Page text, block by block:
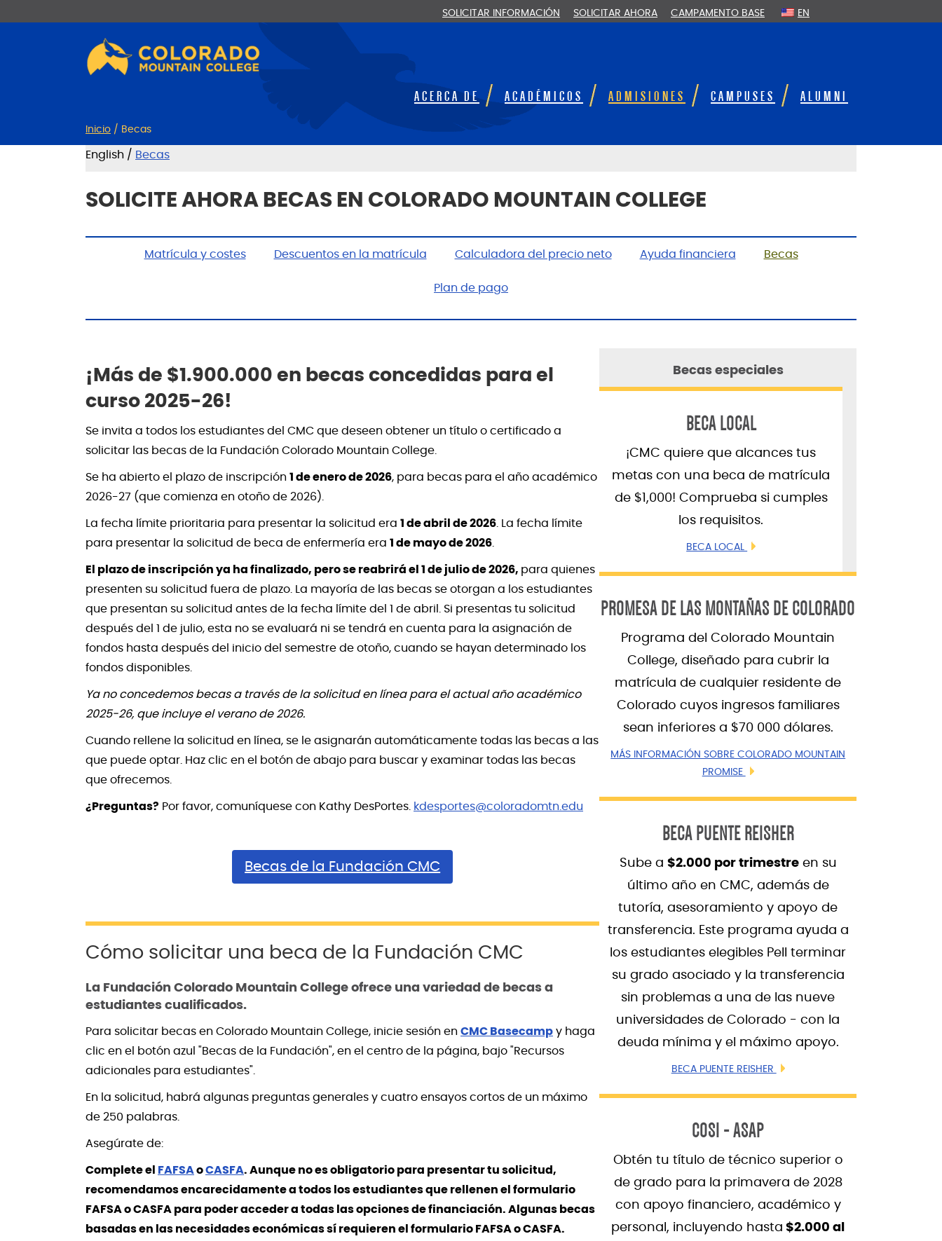
SOLICITAR INFORMACIÓN SOLICITAR AHORA CAMPAMENTO BASE EN
ACERCA DE ACADÉMICOS ADMISIONES CAMPUSES ALUMNI
Inicio / Becas
English / Becas
SOLICITE AHORA BECAS EN COLORADO MOUNTAIN COLLEGE
Matrícula y costes Descuentos en la matrícula Calculadora del precio neto Ayuda financiera Becas
Plan de pago
¡Más de $1.900.000 en becas concedidas para el
curso 2025-26!
Se invita a todos los estudiantes del CMC que deseen obtener un título o certificado a
solicitar las becas de la Fundación Colorado Mountain College.
Se ha abierto el plazo de inscripción 1 de enero de 2026, para becas para el año académico
2026-27 (que comienza en otoño de 2026).
La fecha límite prioritaria para presentar la solicitud era 1 de abril de 2026 . La fecha límite
para presentar la solicitud de beca de enfermería era 1 de mayo de 2026
El plazo de inscripción ya ha finalizado, pero se reabrirá el 1 de julio de 2026, para quienes
presenten su solicitud fuera de plazo. La mayoría de las becas se otorgan a los estudiantes
que presentan su solicitud antes de la fecha límite del 1 de abril. Si presentas tu solicitud
después del 1 de julio, esta no se evaluará ni se tendrá en cuenta para la asignación de
fondos hasta después del inicio del semestre de otoño, cuando se hayan determinado los
fondos disponibles.
Ya no concedemos becas a través de la solicitud en línea para el actual año académico
2025-26, que incluye el verano de 2026.
Cuando rellene la solicitud en línea, se le asignarán automáticamente todas las becas a las
que puede optar. Haz clic en el botón de abajo para buscar y examinar todas las becas
que ofrecemos.
¿Preguntas? Por favor, comuníquese con Kathy DesPortes. kdesportes@coloradomtn.edu
Becas de la Fundación CMC
Cómo solicitar una beca de la Fundación CMC
La Fundación Colorado Mountain College ofrece una variedad de becas a
estudiantes cualificados.
Para solicitar becas en Colorado Mountain College, inicie sesión en CMC Basecamp y haga
clic en el botón azul "Becas de la Fundación", en el centro de la página, bajo "Recursos
adicionales para estudiantes".
En la solicitud, habrá algunas preguntas generales y cuatro ensayos cortos de un máximo
de 250 palabras.
Asegúrate de:
Complete el FAFSA oCASFA. Aunque no es obligatorio para presentar tu solicitud,
recomendamos encarecidamente a todos los estudiantes que rellenen el formulario
FAFSA o CASFA para poder acceder a todas las opciones de financiación. Algunas becas
basadas en las necesidades económicas sí requieren el formulario FAFSA o CASFA.
Becas especiales
BECA LOCAL
¡CMC quiere que alcances tus
metas con una beca de matrícula
de $1,000! Comprueba si cumples
los requisitos.
BECA LOCAL
PROMESA DE LAS MONTAÑAS DE COLORADO
Programa del Colorado Mountain
College, diseñado para cubrir la
matrícula de cualquier residente de
Colorado cuyos ingresos familiares
sean inferiores a $70 000 dólares.
MÁS INFORMACIÓN SOBRE COLORADO MOUNTAIN
PROMISE
BECA PUENTE REISHER
Sube a $2.000 por trimestreen su
último año en CMC, además de
tutoría, asesoramiento y apoyo de
transferencia. Este programa ayuda a
los estudiantes elegibles Pell terminar
su grado asociado y la transferencia
sin problemas a una de las nueve
universidades de Colorado - con la
deuda mínima y el máximo apoyo.
BECA PUENTE REISHER
COSI - ASAP
Obtén tu título de técnico superior o
de grado para la primavera de 2028
con apoyo financiero, académico y
personal, incluyendo hasta $2.000 al